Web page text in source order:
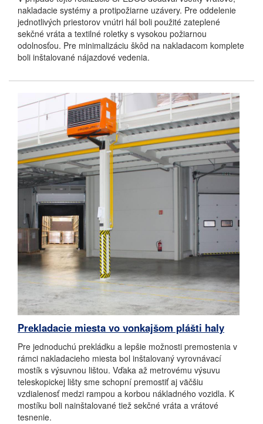
nakladacie systémy a protipožiarne uzávery. Pre oddelenie
jednotlivých priestorov vnútri hál boli použité zateplené
sekčné vráta a textilné roletky s vysokou požiarnou
odolnosťou. Pre minimalizáciu škôd na nakladacom komplete
boli inštalované nájazdové vedenia.
Prekladacie miesta vo vonkajšom plášti haly
Pre jednoduchú prekládku a lepšie možnosti premostenia v
rámci nakladacieho miesta bol inštalovaný vyrovnávací
mostík s výsuvnou lištou. Vďaka až metrovému výsuvu
teleskopickej lišty sme schopní premostiť aj väčšiu
vzdialenosť medzi rampou a korbou nákladného vozidla. K
mostíku boli nainštalované tiež sekčné vráta a vrátové
tesnenie.